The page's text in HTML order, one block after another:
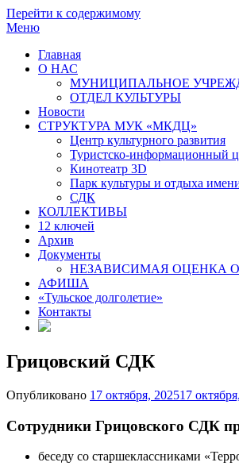
Перейти к содержимому
Меню
Главная
О НАС
МУНИЦИПАЛЬНОЕ
ОТДЕЛ КУЛЬТУРЫ
Новости
СТРУКТУРА МУК «МКДЦ»
Центр культурного развития
Туристско-информационный
Кинотеатр 3D
Парк культуры и отдыха
СДК
КОЛЛЕКТИВЫ
12 ключей
Архив
Документы
НЕЗАВИСИМАЯ ОЦЕНКА
АФИША
«Тульское долголетие»
Контакты
Грицовский СДК
Опубликовано 17 октября, 202517
Сотрудники Грицовского СДК
беседу со старшеклассниками